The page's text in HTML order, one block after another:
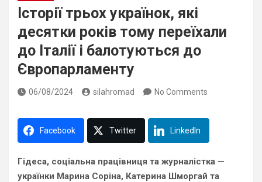
Історії трьох українок, які
десятки років тому переїхали
до Італії і балотуються до
Європарламенту
06/08/2024 silahromad No Comments
Facebook Twitter LinkedIn
Гідеса, соціальна працівниця та журналістка —
українки Марина Соріна, Катерина Шморгай та